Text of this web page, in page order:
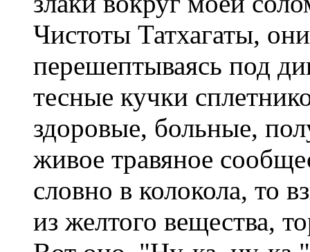
Чистоты Татхагаты,
перешептываясь под
тесные кучки
здоровые, больные,
живое травяное
словно в колокола, то
из желтого вещества,